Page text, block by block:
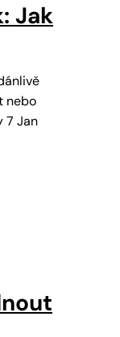
Jak
nebo
7 Jan